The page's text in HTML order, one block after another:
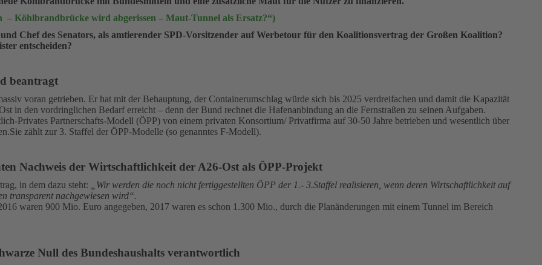
Köhlbrandbrücke wird abgerissen – Maut-Tunnel als Ersatz?“)
Chef des Senators, als amtierender SPD-Vorsitzender auf Werbetour für den Koalitionsvertrag der Großen Koalition?
entscheiden?
beantragt
voran getrieben. Er hat mit der Behauptung, der Containerumschlag würde sich bis 2025 verdreifachen und damit die Kapazität
in den vordringlichen Bedarf erreicht – denn der Bund rechnet die Hafenanbindung an die Fernstraßen zu seinen Aufgaben.
Privates Partnerschafts-Modell (ÖPP) von einem privaten Konsortium/ Privatfirma auf 30-50 Jahre betrieben und wesentlich über
zählt zur 3. Staffel der ÖPP-Modelle (so genanntes F-Modell).
Nachweis der Wirtschaftlichkeit der A26-Ost als ÖPP-Projekt
in dem dazu steht: „Wir werden die noch nicht fertiggestellten ÖPP der 1.- 3.Staffel realisieren, wenn deren Wirtschaftlichkeit auf
transparent nachgewiesen wird“.
waren 900 Mio. Euro angegeben, 2017 waren es schon 1.300 Mio., durch die Planänderungen mit einem Tunnel im Bereich
Null des Bundeshaushalts verantwortlich